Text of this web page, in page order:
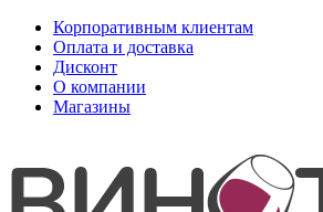
Корпоративным клиентам
Оплата и доставка
Дисконт
О компании
Магазины